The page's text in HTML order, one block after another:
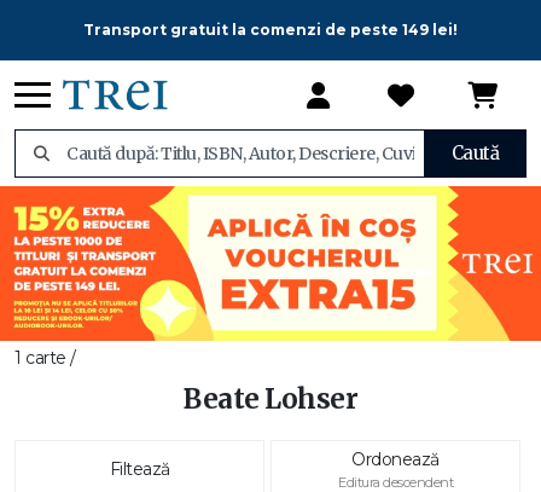
Transport gratuit la comenzi de peste 149 lei!
Caută
1 carte /
Beate Lohser
Filtează Ordonează
Editura descendent